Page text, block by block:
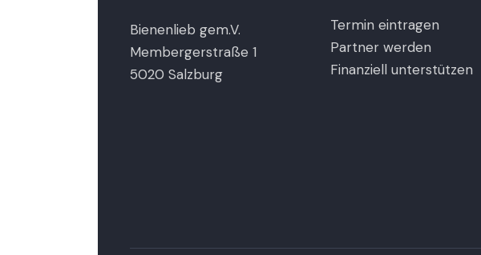
Bienenlieb gem.V.
Membergerstraße 1
5020 Salzburg
Termin eintragen
Partner werden
Finanziell unterstützen